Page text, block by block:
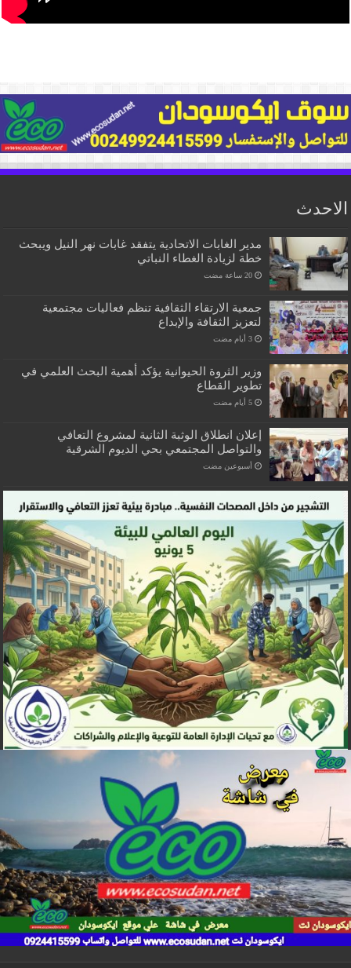
الاحدث
مدير الغابات الاتحادية يتفقد غابات نهر النيل ويبحث
خطة لزيادة الغطاء النباتي
‏20 ساعة مضت
جمعية الارتقاء الثقافية تنظم فعاليات مجتمعية
لتعزيز الثقافة والإبداع
‏3 أيام مضت
وزير الثروة الحيوانية يؤكد أهمية البحث العلمي في
تطوير القطاع
‏5 أيام مضت
إعلان انطلاق الوثبة الثانية لمشروع التعافي
والتواصل المجتمعي بحي الديوم الشرقية
‏أسبوعين مضت